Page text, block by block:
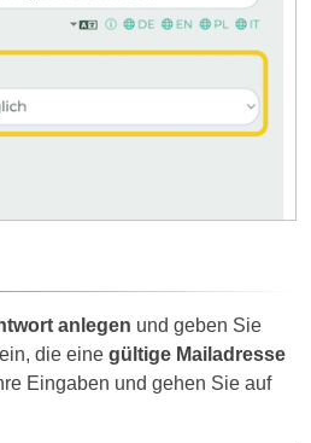
anlegen und geben Sie
die eine gültige Mailadresse
Eingaben und gehen Sie auf